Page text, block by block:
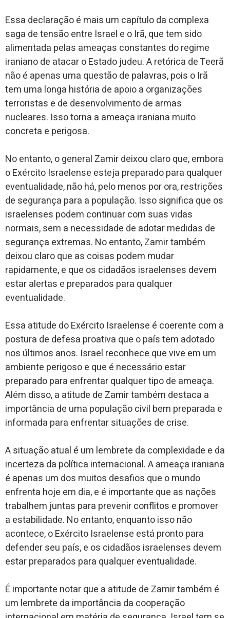
Essa declaração é mais um capítulo da complexa
saga de tensão entre Israel e o Irã, que tem sido
alimentada pelas ameaças constantes do regime
iraniano de atacar o Estado judeu. A retórica de Teerã
não é apenas uma questão de palavras, pois o Irã
tem uma longa história de apoio a organizações
terroristas e de desenvolvimento de armas
nucleares. Isso torna a ameaça iraniana muito
concreta e perigosa.
No entanto, o general Zamir deixou claro que, embora
o Exército Israelense esteja preparado para qualquer
eventualidade, não há, pelo menos por ora, restrições
de segurança para a população. Isso significa que os
israelenses podem continuar com suas vidas
normais, sem a necessidade de adotar medidas de
segurança extremas. No entanto, Zamir também
deixou claro que as coisas podem mudar
rapidamente, e que os cidadãos israelenses devem
estar alertas e preparados para qualquer
eventualidade.
Essa atitude do Exército Israelense é coerente com a
postura de defesa proativa que o país tem adotado
nos últimos anos. Israel reconhece que vive em um
ambiente perigoso e que é necessário estar
preparado para enfrentar qualquer tipo de ameaça.
Além disso, a atitude de Zamir também destaca a
importância de uma população civil bem preparada e
informada para enfrentar situações de crise.
A situação atual é um lembrete da complexidade e da
incerteza da política internacional. A ameaça iraniana
é apenas um dos muitos desafios que o mundo
enfrenta hoje em dia, e é importante que as nações
trabalhem juntas para prevenir conflitos e promover
a estabilidade. No entanto, enquanto isso não
acontece, o Exército Israelense está pronto para
defender seu país, e os cidadãos israelenses devem
estar preparados para qualquer eventualidade.
É importante notar que a atitude de Zamir também é
um lembrete da importância da cooperação